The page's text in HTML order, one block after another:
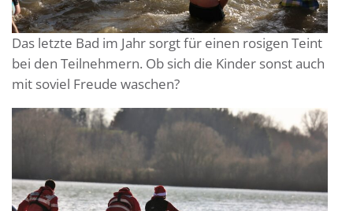
Das letzte Bad im Jahr sorgt für einen rosigen Teint
bei den Teilnehmern. Ob sich die Kinder sonst auch
mit soviel Freude waschen?